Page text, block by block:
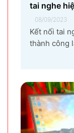
tai nghe
08/09/2023
Kết nối tai
thành công
máy tính...